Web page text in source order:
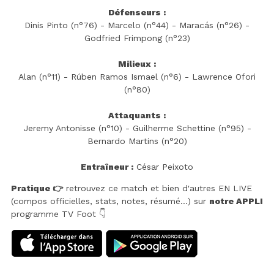
Défenseurs :
Dinis Pinto (n°76) - Marcelo (n°44) - Maracás (n°26) -
Godfried Frimpong (n°23)
Milieux :
Alan (n°11) - Rúben Ramos Ismael (n°6) - Lawrence Ofori
(n°80)
Attaquants :
Jeremy Antonisse (n°10) - Guilherme Schettine (n°95) -
Bernardo Martins (n°20)
Entraîneur : César Peixoto
Pratique 👉retrouvez ce match et bien d'autres EN LIVE
(compos officielles, stats, notes, résumé...) sur notre APPLI
programme TV Foot 👇